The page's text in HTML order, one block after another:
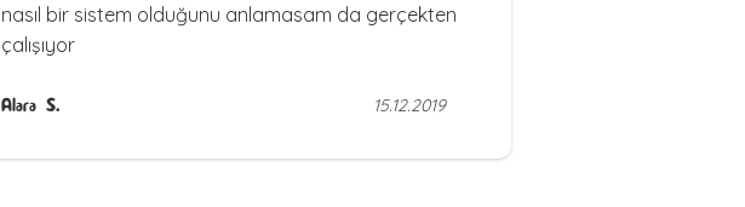
nasıl bir sistem olduğunu anlamasam da gerçekten
çalışıyor
Alara S. 15.12.2019